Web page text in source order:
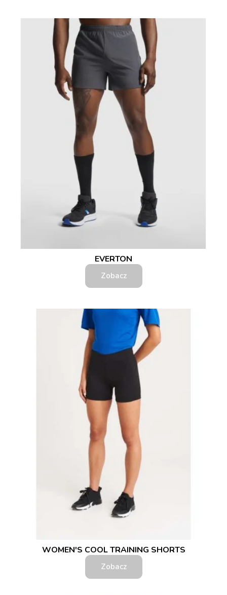
EVERTON
Zobacz
WOMEN'S COOL TRAINING SHORTS
Zobacz